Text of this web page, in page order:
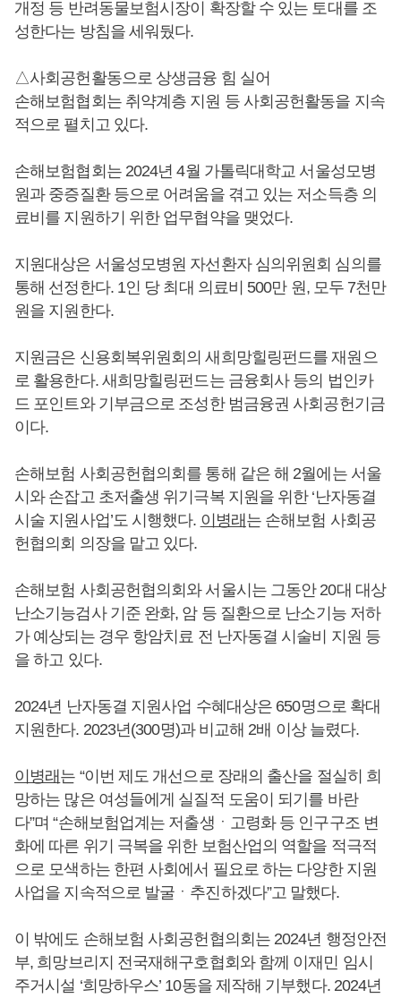
개정 등 반려동물보험시장이 확장할 수 있는 토대를 조
성한다는 방침을 세워뒀다.
△사회공헌활동으로 상생금융 힘 실어
손해보험협회는 취약계층 지원 등 사회공헌활동을 지속
적으로 펼치고 있다.
손해보험협회는 2024년 4월 가톨릭대학교 서울성모병
원과 중증질환 등으로 어려움을 겪고 있는 저소득층 의
료비를 지원하기 위한 업무협약을 맺었다.
지원대상은 서울성모병원 자선환자 심의위원회 심의를
통해 선정한다. 1인 당 최대 의료비 500만 원, 모두 7천만
원을 지원한다.
지원금은 신용회복위원회의 새희망힐링펀드를 재원으
로 활용한다. 새희망힐링펀드는 금융회사 등의 법인카
드 포인트와 기부금으로 조성한 범금융권 사회공헌기금
이다.
손해보험 사회공헌협의회를 통해 같은 해 2월에는 서울
시와 손잡고 초저출생 위기극복 지원을 위한 ‘난자동결
시술 지원사업’도 시행했다. 이병래 는 손해보험 사회공
헌협의회 의장을 맡고 있다.
손해보험 사회공헌협의회와 서울시는 그동안 20대 대상
난소기능검사 기준 완화, 암 등 질환으로 난소기능 저하
가 예상되는 경우 항암치료 전 난자동결 시술비 지원 등
을 하고 있다.
2024년 난자동결 지원사업 수혜대상은 650명으로 확대
지원한다. 2023년(300명)과 비교해 2배 이상 늘렸다.
이병래 는 “이번 제도 개선으로 장래의 출산을 절실히 희
망하는 많은 여성들에게 실질적 도움이 되기를 바란
다”며 “손해보험업계는 저출생ㆍ고령화 등 인구구조 변
화에 따른 위기 극복을 위한 보험산업의 역할을 적극적
으로 모색하는 한편 사회에서 필요로 하는 다양한 지원
사업을 지속적으로 발굴ㆍ추진하겠다”고 말했다.
이 밖에도 손해보험 사회공헌협의회는 2024년 행정안전
부, 희망브리지 전국재해구호협회와 함께 이재민 임시
주거시설 ‘희망하우스’ 10동을 제작해 기부했다. 2024년